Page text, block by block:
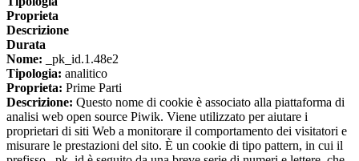
Proprieta
Descrizione
Durata
Nome: _pk_id.1.48e2
Tipologia: analitico
Proprieta: Prime Parti
Descrizione: Questo nome di cookie è associato alla piattaforma di
analisi web open source Piwik. Viene utilizzato per aiutare i
proprietari di siti Web a monitorare il comportamento dei visitatori e
misurare le prestazioni del sito. È un cookie di tipo pattern, in cui il